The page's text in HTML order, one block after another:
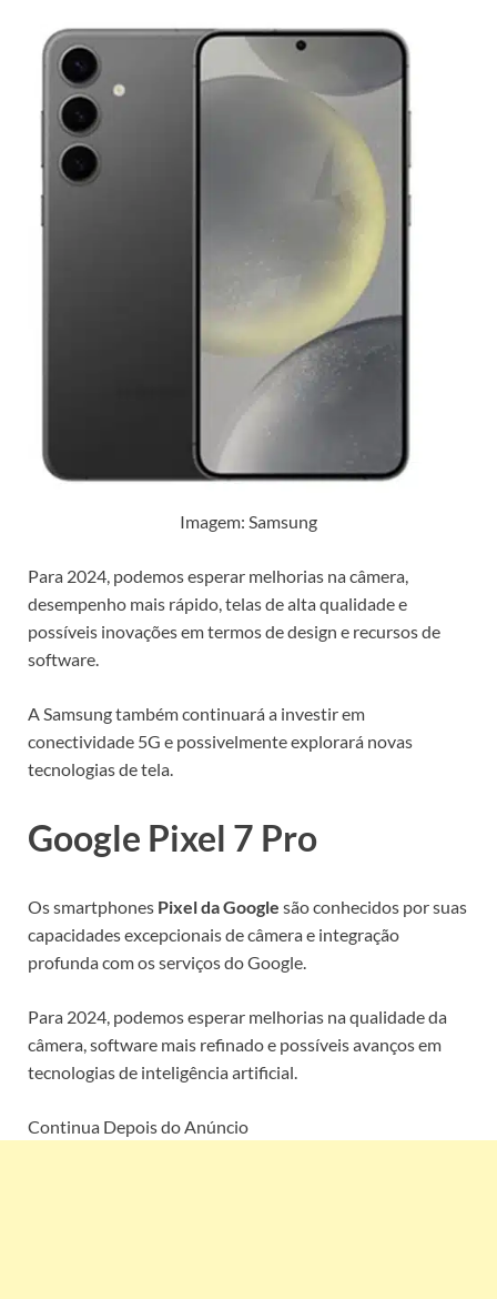
Imagem: Samsung
Para 2024, podemos esperar melhorias na câmera,
desempenho mais rápido, telas de alta qualidade e
possíveis inovações em termos de design e recursos de
software.
A Samsung também continuará a investir em
conectividade 5G e possivelmente explorará novas
tecnologias de tela.
Google Pixel 7 Pro
Os smartphones Pixel da Google são conhecidos por suas
capacidades excepcionais de câmera e integração
profunda com os serviços do Google.
Para 2024, podemos esperar melhorias na qualidade da
câmera, software mais refinado e possíveis avanços em
tecnologias de inteligência artificial.
Continua Depois do Anúncio